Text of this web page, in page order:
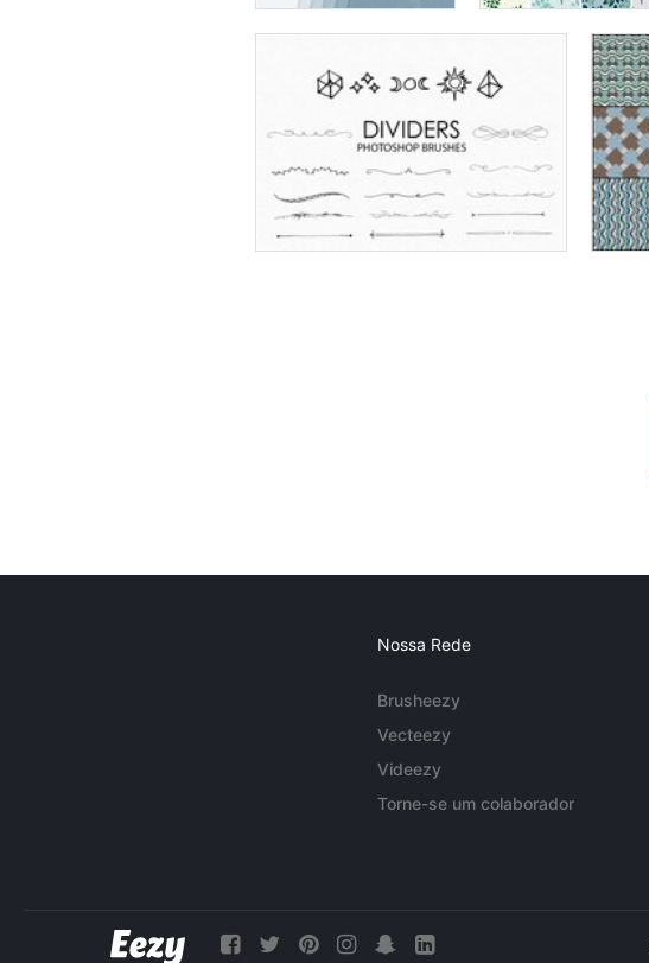
Nossa Rede
Brusheezy
Vecteezy
Videezy
Torne-se um colaborador